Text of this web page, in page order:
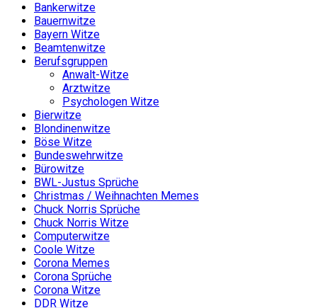
Bankerwitze
Bauernwitze
Bayern Witze
Beamtenwitze
Berufsgruppen
Anwalt-Witze
Arztwitze
Psychologen Witze
Bierwitze
Blondinenwitze
Böse Witze
Bundeswehrwitze
Bürowitze
BWL-Justus Sprüche
Christmas / Weihnachten Memes
Chuck Norris Sprüche
Chuck Norris Witze
Computerwitze
Coole Witze
Corona Memes
Corona Sprüche
Corona Witze
DDR Witze